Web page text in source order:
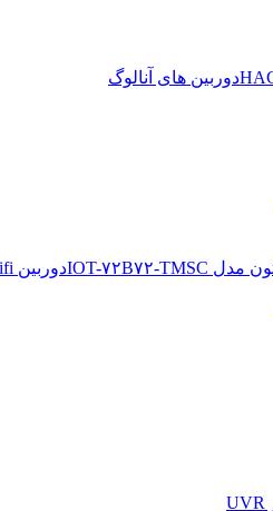
دوربین های آنالوگ
دوربین Wifi